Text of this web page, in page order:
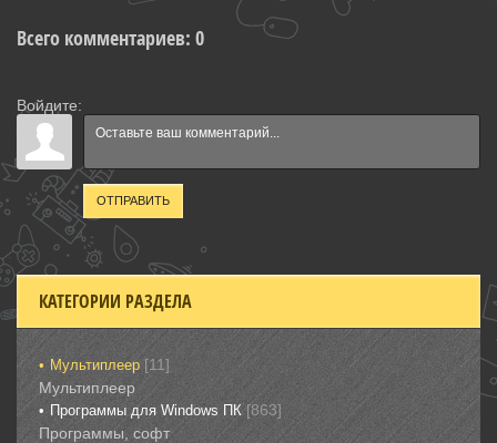
Всего комментариев: 0
Войдите:
ОТПРАВИТЬ
КАТЕГОРИИ РАЗДЕЛА
Мультиплеер [11]
Мультиплеер
Программы для Windows ПК [863]
Программы, софт